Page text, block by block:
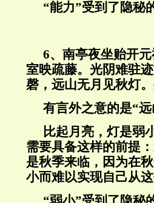
“能力”受到了隐秘
6、南亭夜坐贻开
室映疏藤。光阴难驻
磬，远山无月见秋灯
有言外之意的是“远
比起月亮，灯是弱
需要具备这样的前提
是秋季来临，因为在
小而难以实现自己从